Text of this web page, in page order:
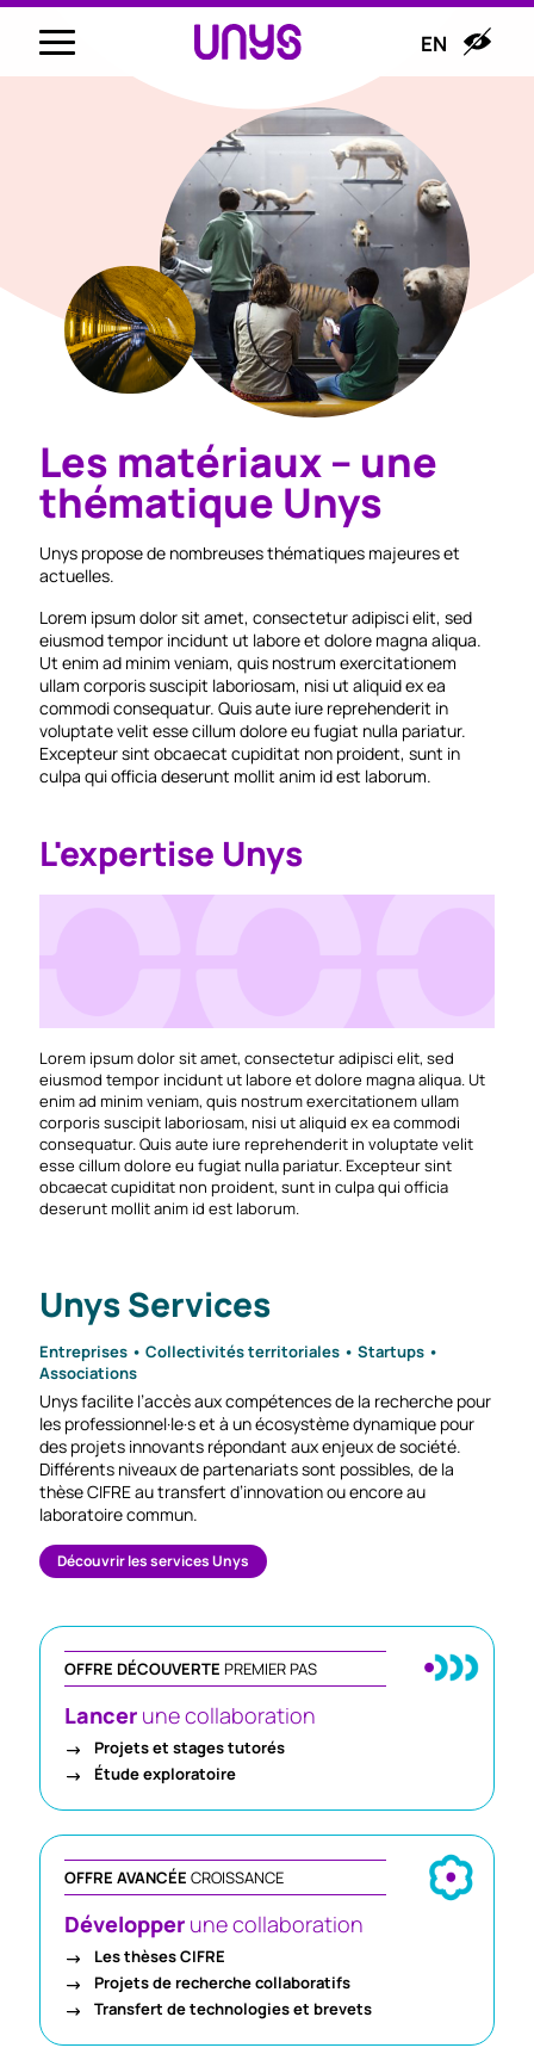
EN
Les matériaux – une
thématique Unys
Unys propose de nombreuses thématiques majeures et
actuelles.
Lorem ipsum dolor sit amet, consectetur adipisci elit, sed
eiusmod tempor incidunt ut labore et dolore magna aliqua.
Ut enim ad minim veniam, quis nostrum exercitationem
ullam corporis suscipit laboriosam, nisi ut aliquid ex ea
commodi consequatur. Quis aute iure reprehenderit in
voluptate velit esse cillum dolore eu fugiat nulla pariatur.
Excepteur sint obcaecat cupiditat non proident, sunt in
culpa qui officia deserunt mollit anim id est laborum.
L'expertise Unys
Lorem ipsum dolor sit amet, consectetur adipisci elit, sed
eiusmod tempor incidunt ut labore et dolore magna aliqua. Ut
enim ad minim veniam, quis nostrum exercitationem ullam
corporis suscipit laboriosam, nisi ut aliquid ex ea commodi
consequatur. Quis aute iure reprehenderit in voluptate velit
esse cillum dolore eu fugiat nulla pariatur. Excepteur sint
obcaecat cupiditat non proident, sunt in culpa qui officia
deserunt mollit anim id est laborum.
Unys Services
Entreprises • Collectivités territoriales • Startups •
Associations
Unys facilite l’accès aux compétences de la recherche pour
les professionnel·le·s et à un écosystème dynamique pour
des projets innovants répondant aux enjeux de société.
Différents niveaux de partenariats sont possibles, de la
thèse CIFRE au transfert d’innovation ou encore au
laboratoire commun.
Découvrir les services Unys
OFFRE DÉCOUVERTE PREMIER PAS
Lancer une collaboration
Projets et stages tutorés
Étude exploratoire
OFFRE AVANCÉE CROISSANCE
Développer une collaboration
Les thèses CIFRE
Projets de recherche collaboratifs
Transfert de technologies et brevets